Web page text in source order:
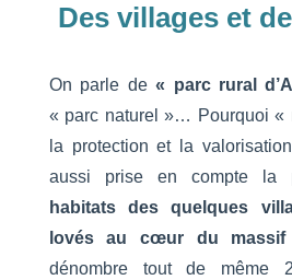
Des villages et
On parle de« parc rural
« parc naturel »… Pourquoi «
la protection et la
aussi prise en compte la
habitats des quelques
lovés au cœur du massif
dénombre tout de même